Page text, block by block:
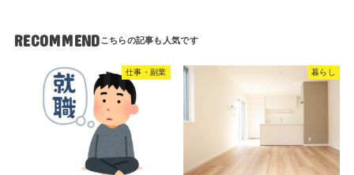
RECOMMEND
仕事・副業 暮らし